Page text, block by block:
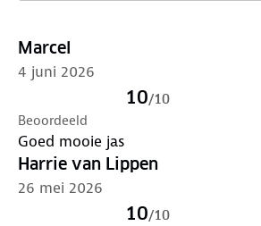
onderhoud. Gebruik een alkalivrij
Lever het in bij onze winkels. Wij
nieuwe bestemming aan.
Marcel
4 juni 2026
10/10
Beoordeeld
Goed mooie jas
Harrie van Lippen
26 mei 2026
10/10